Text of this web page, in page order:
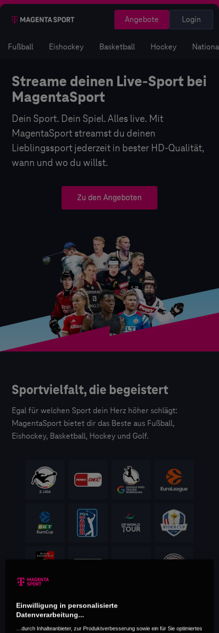
Angebote Login
Fußball Eishockey Basketball Hockey
Streame deinen Live-Sport bei
MagentaSport
Dein Sport. Dein Spiel. Alles live. Mit
MagentaSport streamst du deinen
Lieblingssport jederzeit in bester HD-Qualität,
wann und wo du willst.
Zu den Angeboten
Sportvielfalt, die begeistert
Egal für welchen Sport dein Herz höher schlägt:
MagentaSport bietet dir das Beste aus Fußball,
Eishockey, Basketball, Hockey und Golf.
Einwilligung in personalisierte
Datenverarbeitung...
…durch Inhalteanbieter, zur Produktverbesserung sowie ein für Sie optimiertes